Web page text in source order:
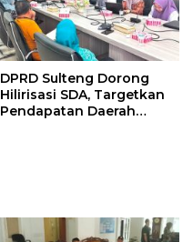
DPRD Sulteng Dorong
Hilirisasi SDA, Targetkan
Pendapatan Daerah